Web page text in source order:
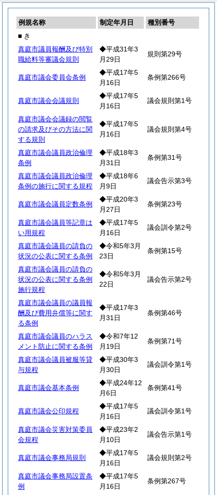
例規名称 制定年月日
種別番号
■ き
真庭市議員報酬及び特別
職給料等審議会規則
◆平成31年3
月29日
規則第29号
真庭市議会委員会条例
◆平成17年5
月16日
条例第266号
真庭市議会会議規則
◆平成17年5
月16日
議会規則第1号
真庭市議会会議録の閲覧
の請求及びその方法に関
する規則
◆平成17年5
月16日
議会規則第4号
真庭市議会議員政治倫理
条例
◆平成18年3
月31日
条例第31号
真庭市議会議員政治倫理
条例の施行に関する規程
◆平成18年6
月9日
議会告示第3号
真庭市議会議員定数条例
◆平成20年3
月27日
条例第23号
真庭市議会議員等記章は
い用規程
◆平成17年5
月16日
議会訓令第2号
真庭市議会議員の請負の
状況の公表に関する条例
◆令和5年3月
23日
条例第15号
真庭市議会議員の請負の
状況の公表に関する条例
施行規程
◆令和5年3月
22日
議会告示第2号
真庭市議会議員の議員報
酬及び費用弁償等に関す
る条例
◆平成17年3
月31日
条例第46号
真庭市議会議員のハラス
メント防止に関する条例
◆令和7年12
月19日
条例第71号
真庭市議会議員被服等貸
与規程
◆平成30年3
月30日
議会訓令第1号
真庭市議会基本条例
◆平成24年12
月6日
条例第41号
真庭市議会公印規程
◆平成17年5
月16日
議会訓令第1号
真庭市議会災害対策委員
会規程
◆平成23年2
月10日
議会告示第1号
真庭市議会事務局規則
◆平成17年5
月16日
議会規則第2号
真庭市議会事務局設置条
例
◆平成17年5
月16日
条例第267号